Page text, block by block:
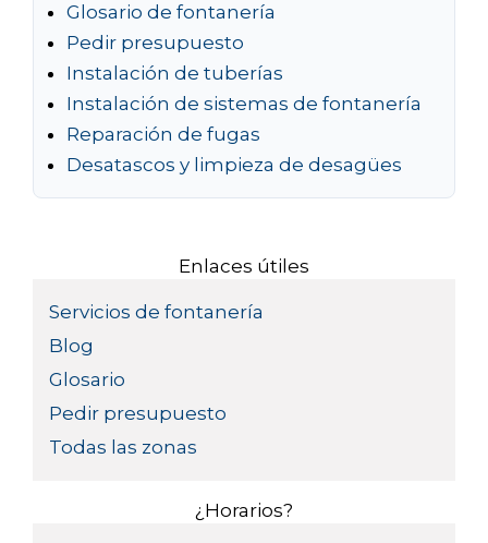
Glosario de fontanería
Pedir presupuesto
Instalación de tuberías
Instalación de sistemas de fontanería
Reparación de fugas
Desatascos y limpieza de desagües
Enlaces útiles
Servicios de fontanería
Blog
Glosario
Pedir presupuesto
Todas las zonas
¿Horarios?